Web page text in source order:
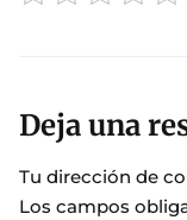
Deja una
Tu dirección de
Los campos